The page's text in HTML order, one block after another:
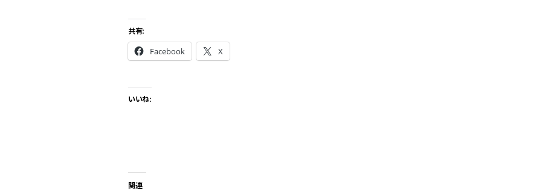
共有:
Facebook X
いいね:
関連